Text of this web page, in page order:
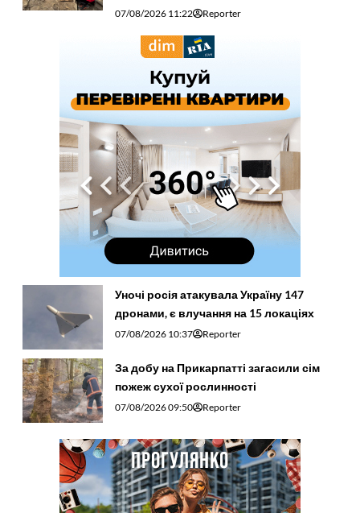
07/08/2026 11:22 Reporter
Уночі росія атакувала Україну 147
дронами, є влучання на 15 локаціях
07/08/2026 10:37 Reporter
За добу на Прикарпатті загасили сім
пожеж сухої рослинності
07/08/2026 09:50 Reporter